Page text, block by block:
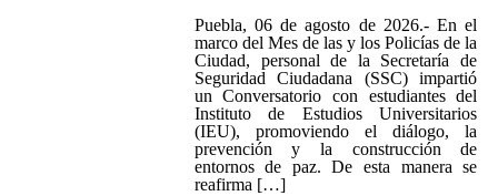
Puebla, 06 de agosto de 2026.- En el
marco del Mes de las y los Policías de la
Ciudad, personal de la Secretaría de
Seguridad Ciudadana (SSC) impartió
un Conversatorio con estudiantes del
Instituto de Estudios Universitarios
(IEU), promoviendo el diálogo, la
prevención y la construcción de
entornos de paz. De esta manera se
reafirma […]